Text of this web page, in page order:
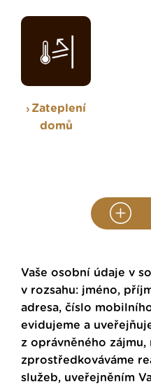
Zateplení
domů
Vaše osobní údaje v
v rozsahu: jméno,
adresa, číslo
evidujeme a
z oprávněného
zprostředkováváme
služeb, uveřejněním